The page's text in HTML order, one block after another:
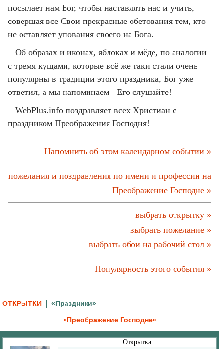
посылает нам Бог, чтобы наставлять нас и учить,
совершая все Свои прекрасные обетования тем, кто
не оставляет упования своего на Бога.
Об образах и иконах, яблоках и мёде, по аналогии
с тремя кущами, которые всё же таки стали очень
популярны в традиции этого праздника, Бог уже
ответил, а мы напоминаем - Его слушайте!
WebPlus.info поздравляет всех Христиан с
праздником Преображения Господня!
Напомнить об этом календарном событии »
пожелания и поздравления по имени и профессии на
Преображение Господне »
выбрать открытку »
выбрать пожелание »
выбрать обои на рабочий стол »
Популярность этого события »
ОТКРЫТКИ «Праздники»
«Преображение Господне»
Открытка